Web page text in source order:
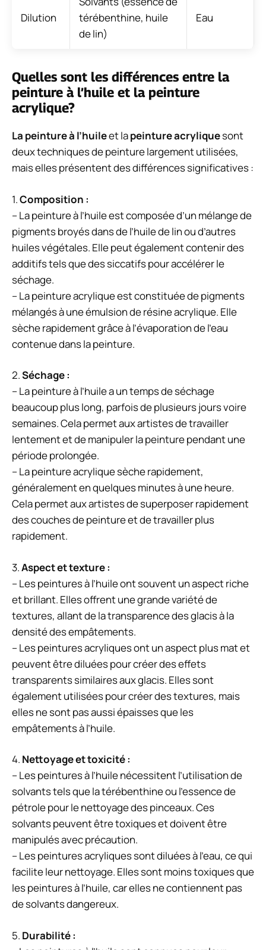
Dilution
térébenthine, huile
de lin)
Eau
Quelles sont les différences entre la
peinture à l’huile et la peinture
acrylique?
La peinture à l’huileet lapeinture acryliquesont
deux techniques de peinture largement utilisées,
mais elles présentent des différences significatives :
1.Composition :
– La peinture à l’huile est composée d’un mélange de
pigments broyés dans de l’huile de lin ou d’autres
huiles végétales. Elle peut également contenir des
additifs tels que des siccatifs pour accélérer le
séchage.
– La peinture acrylique est constituée de pigments
mélangés à une émulsion de résine acrylique. Elle
sèche rapidement grâce à l’évaporation de l’eau
contenue dans la peinture.
2.Séchage :
– La peinture à l’huile a un temps de séchage
beaucoup plus long, parfois de plusieurs jours voire
semaines. Cela permet aux artistes de travailler
lentement et de manipuler la peinture pendant une
période prolongée.
– La peinture acrylique sèche rapidement,
généralement en quelques minutes à une heure.
Cela permet aux artistes de superposer rapidement
des couches de peinture et de travailler plus
rapidement.
3.Aspect et texture :
– Les peintures à l’huile ont souvent un aspect riche
et brillant. Elles offrent une grande variété de
textures, allant de la transparence des glacis à la
densité des empâtements.
– Les peintures acryliques ont un aspect plus mat et
peuvent être diluées pour créer des effets
transparents similaires aux glacis. Elles sont
également utilisées pour créer des textures, mais
elles ne sont pas aussi épaisses que les
empâtements à l’huile.
4. Nettoyage et toxicité :
– Les peintures à l’huile nécessitent l’utilisation de
solvants tels que la térébenthine ou l’essence de
pétrole pour le nettoyage des pinceaux. Ces
solvants peuvent être toxiques et doivent être
manipulés avec précaution.
– Les peintures acryliques sont diluées à l’eau, ce qui
facilite leur nettoyage. Elles sont moins toxiques que
les peintures à l’huile, car elles ne contiennent pas
de solvants dangereux.
5. Durabilité :